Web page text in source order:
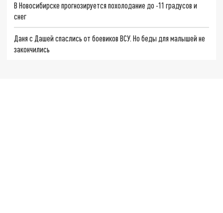
В Новосибирске прогнозируется похолодание до -11 градусов и
снег
Даня с Дашей спаслись от боевиков ВСУ. Но беды для малышей не
закончились